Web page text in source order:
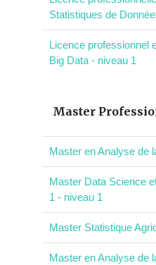
Statistiques de
Licence professionnel
Big Data - niveau 1
Master
Master en Analyse de
Master Data Science
1 - niveau 1
Master Statistique
Master en Analyse de